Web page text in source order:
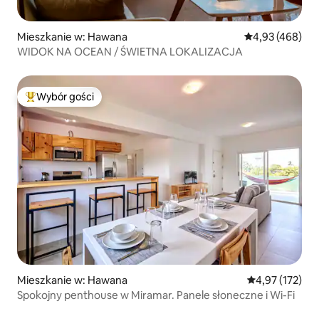
Mieszkanie w: Hawana Średnia
4,93 (468)
WIDOK NA OCEAN / ŚWIETNA LOKALIZACJA
Najpopularniejsze z kategorii Wybór gości
Wybór gości
Mieszkanie w: Hawana Średnia
4,97 (172)
Spokojny penthouse w Miramar. Panele słoneczne i Wi-Fi